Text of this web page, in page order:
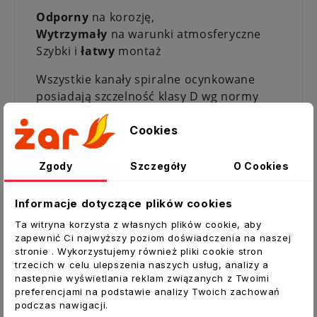
Odporny na korozję,
Wytrzymały na warunki atmosferyczne
Szybki iłatwy montaż
Wszystkie kanały spiralne ocynkowane
posiadają szczelność klasy D wg normy
PN-EN 12237
oferta ALLEGRO dotyczy 1mb
Parametry:
Grubość:0,4 mm
Zewnętrzne tłoczenia:TAK
Wysyłka rur możliwa tylko w odcinkach 1
mb, kupując 2 lub więcej metrów otrzymać
2 lub więcej odcinków 1 mb
Dane techniczne:
Typ:Kanał okrągły
Cookies
Zgody Szczegóły O Cookies
Informacje dotyczące plików cookies
Ta witryna korzysta z własnych plików cookie, aby
zapewnić Ci najwyższy poziom doświadczenia na naszej
stronie . Wykorzystujemy również pliki cookie stron
trzecich w celu ulepszenia naszych usług, analizy a
nastepnie wyświetlania reklam związanych z Twoimi
preferencjami na podstawie analizy Twoich zachowań
podczas nawigacji.